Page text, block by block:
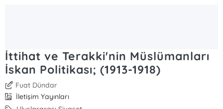
İttihat ve Terakki'nin Müslümanları
İskan Politikası; (1913-1918)
Fuat Dündar
İletişim Yayınları